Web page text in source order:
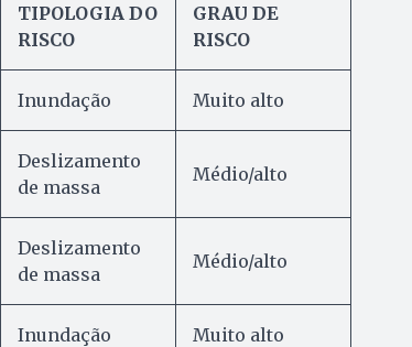
TIPOLOGIA DO
RISCO
GRAU DE
RISCO
Inundação Muito alto
Deslizamento
de massa
Médio/alto
Deslizamento
de massa
Médio/alto
Inundação
Muito alto